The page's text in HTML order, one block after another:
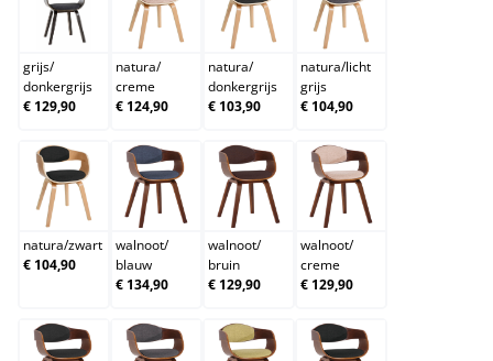
grijs/donkergrijs
grijs/
donkergrijs
€ 129,90
natura/creme
natura/
creme
€ 124,90
natura/donkergrijs
natura/
donkergrijs
€ 103,90
natura/licht grijs
natura/licht
grijs
€ 104,90
natura/zwart
natura/zwart
€ 104,90
walnoot/blauw
walnoot/
blauw
€ 134,90
walnoot/bruin
walnoot/
bruin
€ 129,90
walnoot/creme
walnoot/
creme
€ 129,90